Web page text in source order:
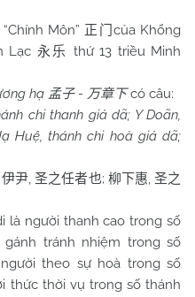
“Chính Môn” 正门 của Khổng
Lạc 永乐
thứ 13 triều Minh
hạ 孟子- 万章下 có câu:
chi thanh giả dã; Y Doãn,
Huệ, thánh chi hoà giả dã;
伊尹,圣之任者也; 柳下惠,圣之
người thanh cao trong số
tránh nhiệm trong số
theo sự hoà trong số
thức thời vụ trong số thánh